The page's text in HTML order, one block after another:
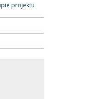
projektu